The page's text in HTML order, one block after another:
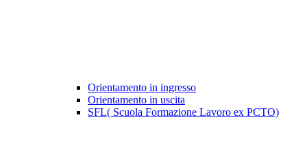
Orientamento in ingresso
Orientamento in uscita
SFL( Scuola Formazione Lavoro ex PCTO)